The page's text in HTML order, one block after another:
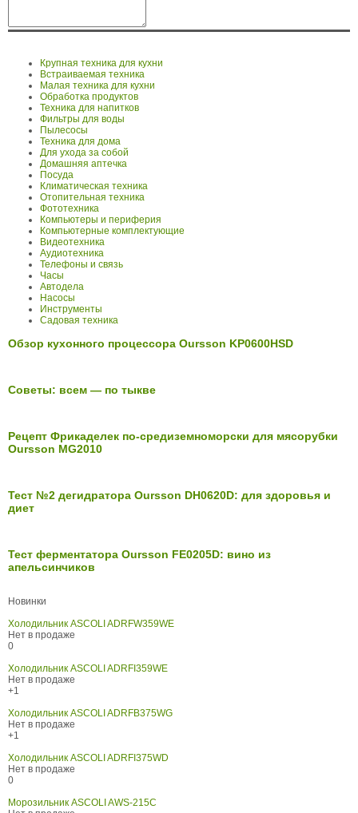
Крупная техника для кухни
Встраиваемая техника
Малая техника для кухни
Обработка продуктов
Техника для напитков
Фильтры для воды
Пылесосы
Техника для дома
Для ухода за собой
Домашняя аптечка
Посуда
Климатическая техника
Отопительная техника
Фототехника
Компьютеры и периферия
Компьютерные комплектующие
Видеотехника
Аудиотехника
Телефоны и связь
Часы
Автодела
Насосы
Инструменты
Садовая техника
Обзор кухонного процессора Oursson KP0600HSD
Советы: всем — по тыкве
Рецепт Фрикаделек по-средиземноморски для мясорубки
Oursson MG2010
Тест №2 дегидратора Oursson DH0620D: для здоровья и
диет
Тест ферментатора Oursson FE0205D: вино из
апельсинчиков
Новинки
Холодильник ASCOLI ADRFW359WE
Нет в продаже
0
Холодильник ASCOLI ADRFI359WE
Нет в продаже
+1
Холодильник ASCOLI ADRFB375WG
Нет в продаже
+1
Холодильник ASCOLI ADRFI375WD
Нет в продаже
0
Морозильник ASCOLI AWS-215C